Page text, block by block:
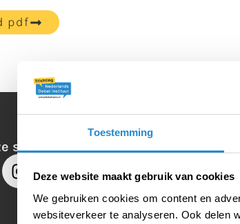
Toestemming
Deze website maakt gebruik van cookies
We gebruiken cookies om content en
websiteverkeer te analyseren. Ook delen
pdf
social media: